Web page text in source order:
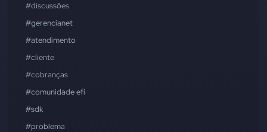
#discussões
#gerencianet
#atendimento
#cliente
#cobranças
#comunidade efí
#sdk
#problema